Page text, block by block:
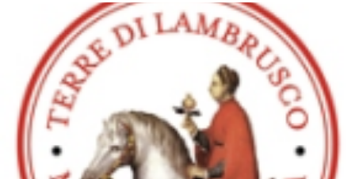
Internazionalizzazione
delle
Imprese
siamo